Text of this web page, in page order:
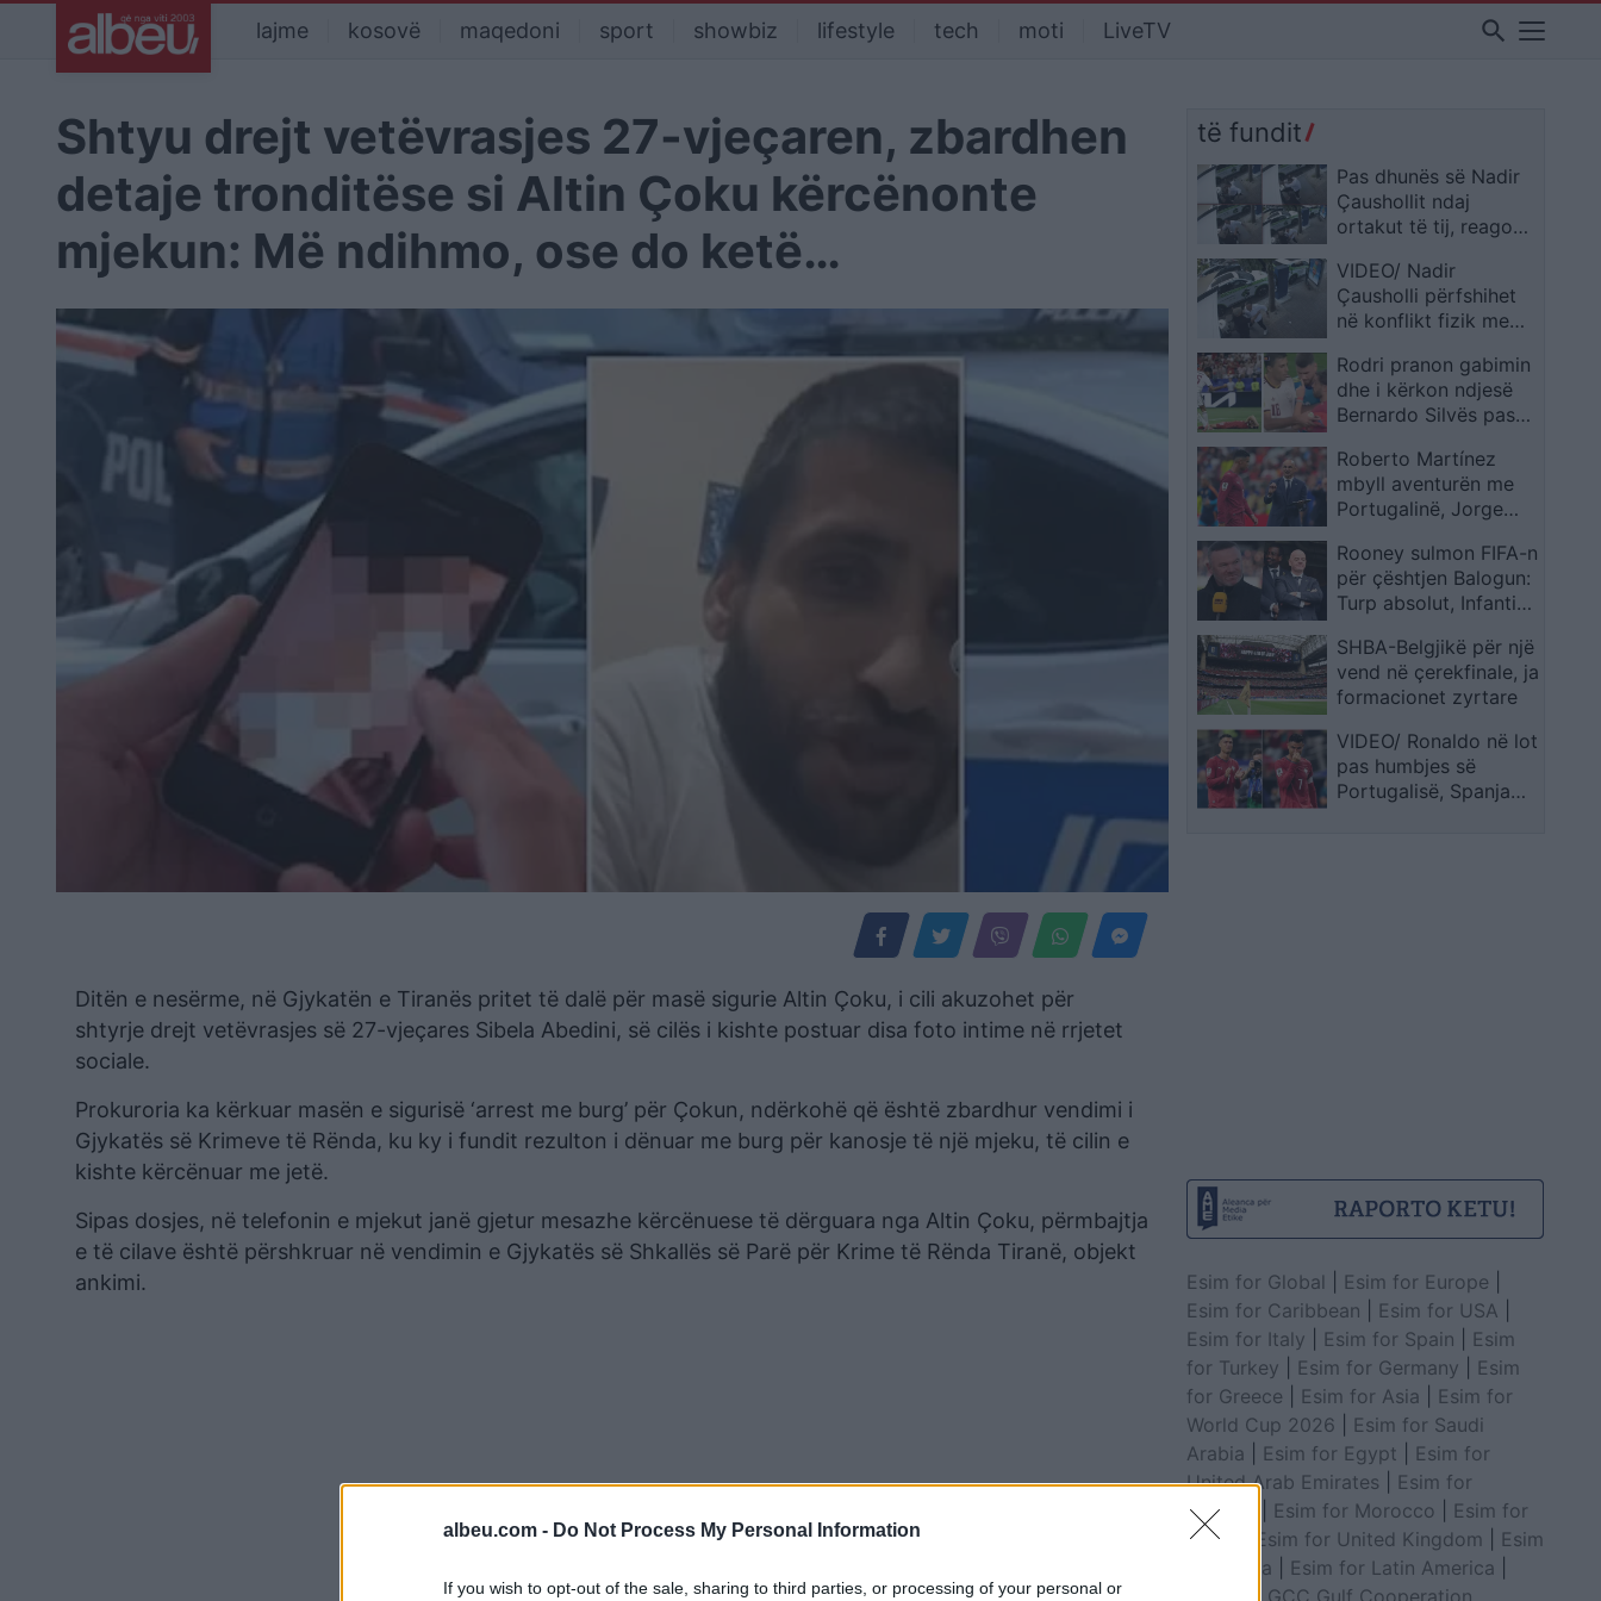
albeu.com - Do Not Process My Personal Information
If you wish to opt-out of the sale, sharing to third parties, or processing of your personal or
lajme kosovë maqedoni sport showbiz lifestyle tech moti LiveTV search
Shtyu drejt vetëvrasjes 27-vjeçaren, zbardhen
detaje tronditëse si Altin Çoku kërcënonte
mjekun: Më ndihmo, ose do ketë…
Ditën e nesërme, në Gjykatën e Tiranës pritet të dalë për masë sigurie Altin Çoku, i cili akuzohet për
shtyrje drejt vetëvrasjes së 27-vjeçares Sibela Abedini, së cilës i kishte postuar disa foto intime në rrjetet
sociale.
Prokuroria ka kërkuar masën e sigurisë ‘arrest me burg’ për Çokun, ndërkohë që është zbardhur vendimi i
Gjykatës së Krimeve të Rënda, ku ky i fundit rezulton i dënuar me burg për kanosje të një mjeku, të cilin e
kishte kërcënuar me jetë.
Sipas dosjes, në telefonin e mjekut janë gjetur mesazhe kërcënuese të dërguara nga Altin Çoku, përmbajtja
e të cilave është përshkruar në vendimin e Gjykatës së Shkallës së Parë për Krime të Rënda Tiranë, objekt
ankimi.
të fundit
Pas dhunës së Nadir
Çaushollit ndaj
ortakut të tij, reagon
Vladimir Kosta: Në
këto rrethana, ndodh
vetëgjyqësia….
VIDEO/ Nadir
Çausholli përfshihet
në konflikt fizik me
e ish-Bllokut
Rodri pranon gabimin
dhe i kërkon ndjesë
Bernardo Silvës pas
sfidës me Portugalinë
Roberto Martínez
mbyll aventurën me
Portugalinë, Jorge
luzitan
Rooney sulmon FIFA-n
për çështjen Balogun:
Turp absolut, Infantino
turpëruar
SHBA-Belgjikë për një
vend në çerekfinale, ja
formacionet zyrtare
VIDEO/ Ronaldo në lot
pas humbjes së
Portugalisë, Spanja
Esim for Global Esim for Europe
Esim for Caribbean
Esim for USA
Esim for Italy
Esim for Spain
Esim
for Turkey
Esim for Germany
Esim
for Greece
Esim for Asia
Esim for
World Cup 2026
Esim for Saudi
Arabia
Esim for Egypt
Esim for
United Arab Emirates
Esim for
Balkans
Esim for Morocco
Esim for
China
Esim for United Kingdom
Esim
for Africa
Esim for Latin America
Esim for GCC Gulf Cooperation